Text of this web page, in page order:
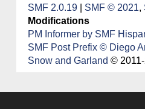
SMF 2.0.19
SMF © 2021,
Modifications
PM Informer by SMF
SMF Post Prefix © Diego
Snow and Garland ©